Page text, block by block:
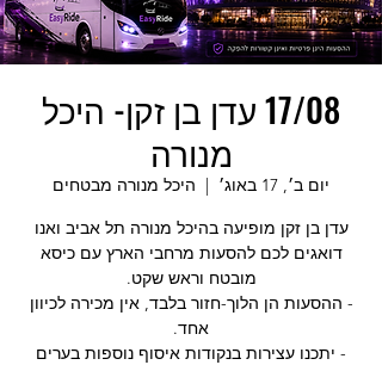
17/08 עדן בן זקן- היכל
מנורה
יום ב׳, 17 באוג׳
  |
היכל מנורה מבטחים
עדן בן זקן מופיעה בהיכל מנורה תל אביב ואנו
דואגים לכם להסעות מרחבי הארץ עם כיסא
- ההסעות הן הלוך-חזור בלבד, אין מכירה לכיוון
- יתכנו עצירות בנקודות איסוף נוספות בערים